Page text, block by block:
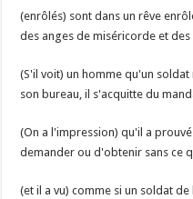
(enrôlés) sont dans un rêve
des anges de miséricorde et
(S'il voit) un homme qu'un
son bureau, il s'acquitte du
(On a l'impression) qu'il a
demander ou d'obtenir sans
(et il a vu) comme si un soldat